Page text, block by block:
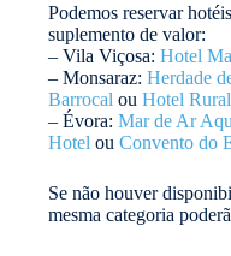
Podemos reservar
suplemento de valor:
– Vila Viçosa: Hotel
– Monsaraz: Herdade
Barrocal ou Hotel
– Évora: Mar de Ar
Hotel ou Convento do
Se não houver
mesma categoria